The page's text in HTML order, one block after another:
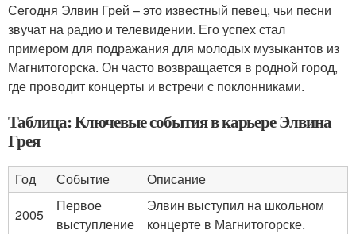
Сегодня Элвин Грей – это известный певец, чьи песни
звучат на радио и телевидении. Его успех стал
примером для подражания для молодых музыкантов из
Магнитогорска. Он часто возвращается в родной город,
где проводит концерты и встречи с поклонниками.
Таблица: Ключевые события в карьере Элвина
Грея
Год Событие
Описание
2005
Первое
выступление
Элвин выступил на школьном
концерте в Магнитогорске.